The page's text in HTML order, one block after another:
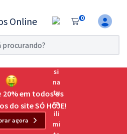
0
por 7 dias!
para o Exame da
20% em todos os
do site SÓ HOJE!
agora